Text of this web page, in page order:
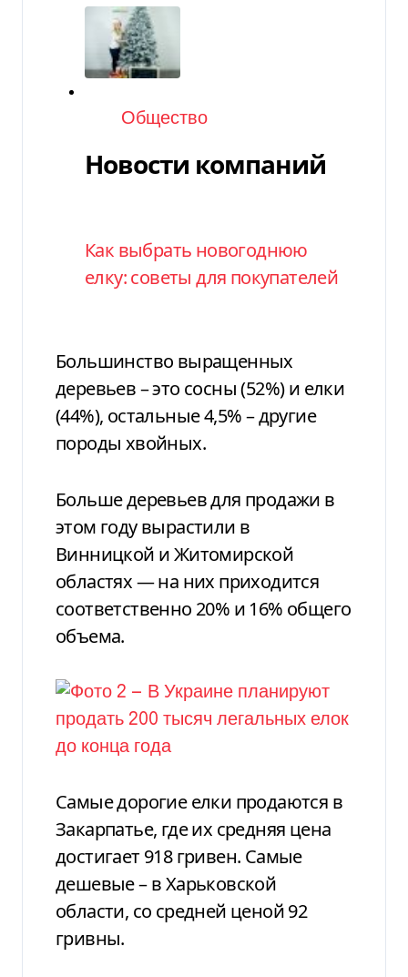
Категория
Общество
Новости компаний
Как выбрать новогоднюю
елку: советы для покупателей
Большинство выращенных
деревьев – это сосны (52%) и елки
(44%), остальные 4,5% – другие
породы хвойных.
Больше деревьев для продажи в
этом году вырастили в
Винницкой и Житомирской
областях — на них приходится
соответственно 20% и 16% общего
объема.
Самые дорогие елки продаются в
Закарпатье, где их средняя цена
достигает 918 гривен. Самые
дешевые – в Харьковской
области, со средней ценой 92
гривны.